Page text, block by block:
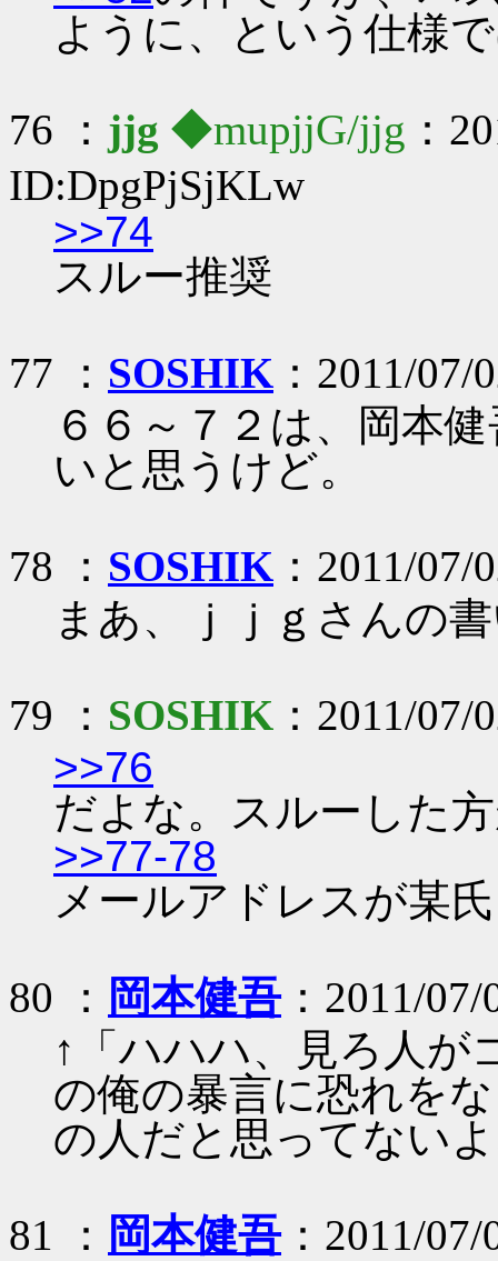
ように、という仕様
76 ： jjg ◆mupjjG/jjg ：
ID:DpgPjSjKLw
>>74
スルー推奨
77 ： SOSHIK ：2011/
６６～７２は、岡本
いと思うけど。
78 ： SOSHIK ：2011/
まあ、ｊｊｇさんの
79 ： SOSHIK ：2011/
>>76
だよな。スルーした
>>77-78
メールアドレスが某
80 ： 岡本健吾：2011/07/
↑「ハハハ、見ろ人が
の俺の暴言に恐れを
の人だと思ってない
81 ： 岡本健吾：2011/07/